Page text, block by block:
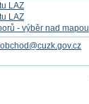
LAZ
LAZ
- výběr nad mapou